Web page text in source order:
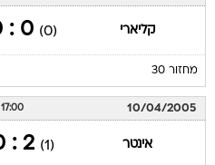
קליארי (0)
0 : 0
מחזור 30
10/04/2005
17:00
אינטר (1)
2 : 0